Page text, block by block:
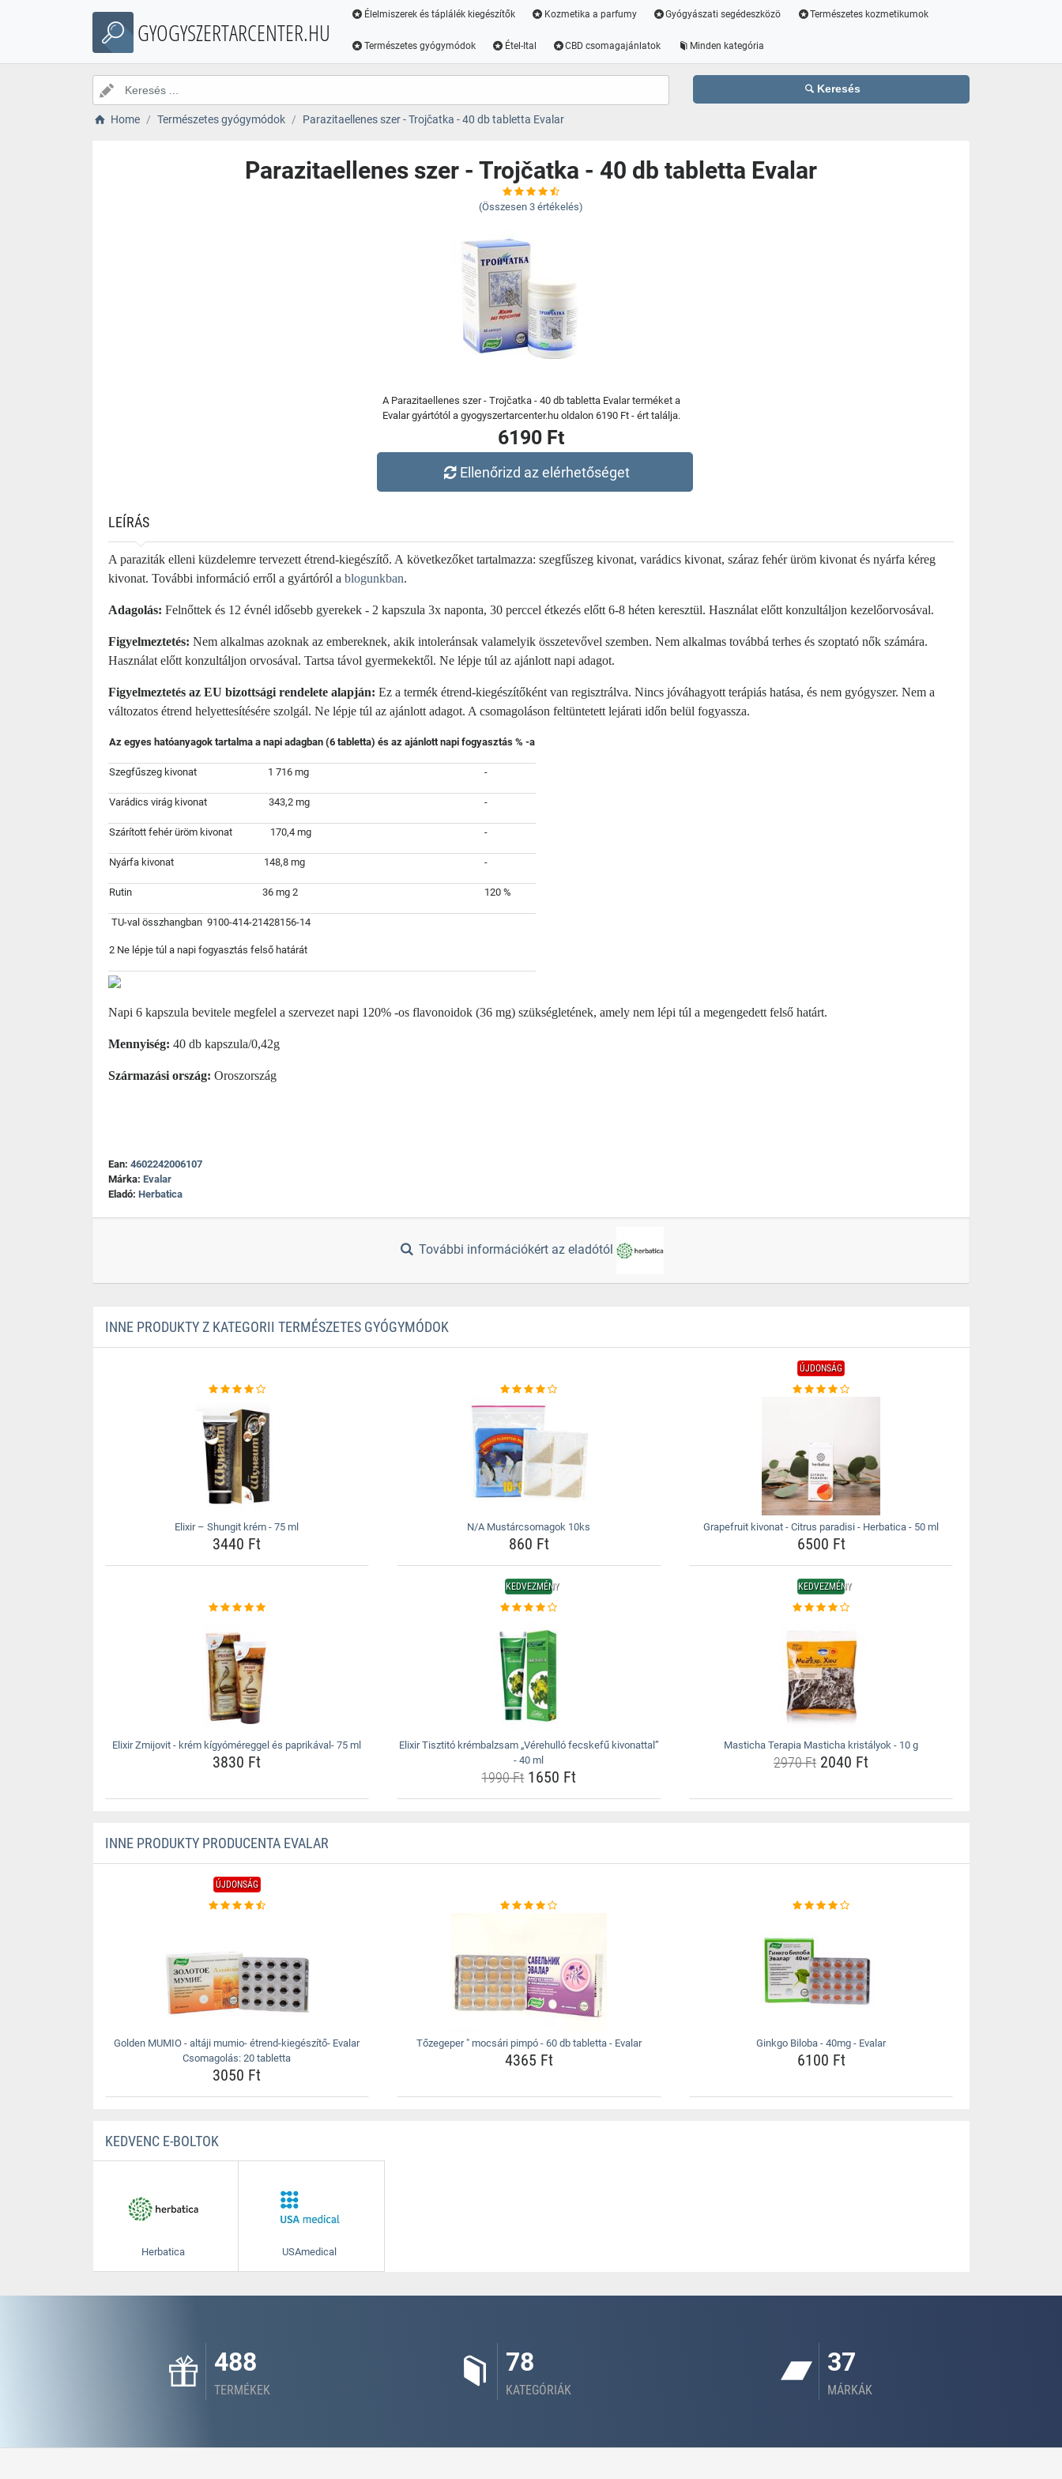
GYOGYSZERTARCENTER.HU
Élelmiszerek és táplálék kiegészítők Kozmetika a parfumy Gyógyászati segédeszközö Természetes kozmetikumok
Természetes gyógymódok Étel-Ital CBD csomagajánlatok Minden kategória
Keresés
Home Természetes gyógymódok Parazitaellenes szer - Trojčatka - 40 db tabletta Evalar
Parazitaellenes szer - Trojčatka - 40 db tabletta Evalar
(Összesen 3 értékelés)
A Parazitaellenes szer - Trojčatka - 40 db tabletta Evalar terméket a
Evalar gyártótól a gyogyszertarcenter.hu oldalon 6190 Ft - ért találja.
6190 Ft
Ellenőrizd az elérhetőséget
LEÍRÁS
A paraziták elleni küzdelemre tervezett étrend-kiegészítő. A következőket tartalmazza: szegfűszeg kivonat, varádics kivonat, száraz fehér üröm kivonat és nyárfa kéreg
kivonat. További információ erről a gyártóról a blogunkban.
Adagolás: Felnőttek és 12 évnél idősebb gyerekek - 2 kapszula 3x naponta, 30 perccel étkezés előtt 6-8 héten keresztül. Használat előtt konzultáljon kezelőorvosával.
Figyelmeztetés: Nem alkalmas azoknak az embereknek, akik intoleránsak valamelyik összetevővel szemben. Nem alkalmas továbbá terhes és szoptató nők számára.
Használat előtt konzultáljon orvosával. Tartsa távol gyermekektől. Ne lépje túl az ajánlott napi adagot.
Figyelmeztetés az EU bizottsági rendelete alapján: Ez a termék étrend-kiegészítőként van regisztrálva. Nincs jóváhagyott terápiás hatása, és nem gyógyszer. Nem a
változatos étrend helyettesítésére szolgál. Ne lépje túl az ajánlott adagot. A csomagoláson feltüntetett lejárati időn belül fogyassza.
Az egyes hatóanyagok tartalma a napi adagban (6 tabletta) és az ajánlott napi fogyasztás % -a
Szegfűszeg kivonat 1 716 mg -
Varádics virág kivonat 343,2 mg -
Szárított fehér üröm kivonat 170,4 mg -
Nyárfa kivonat 148,8 mg -
Rutin 36 mg 2 120 %
TU-val összhangban 9100-414-21428156-14
2 Ne lépje túl a napi fogyasztás felső határát
Napi 6 kapszula bevitele megfelel a szervezet napi 120% -os flavonoidok (36 mg) szükségletének, amely nem lépi túl a megengedett felső határt.
Mennyiség: 40 db kapszula/0,42g
Származási ország: Oroszország
Ean: 4602242006107
Márka: Evalar
Eladó: Herbatica
További információkért az eladótól
INNE PRODUKTY Z KATEGORII TERMÉSZETES GYÓGYMÓDOK
Elixir – Shungit krém - 75 ml
3440 Ft
N/A Mustárcsomagok 10ks
860 Ft
ÚJDONSÁG
Grapefruit kivonat - Citrus paradisi - Herbatica - 50 ml
6500 Ft
Elixir Zmijovit - krém kígyóméreggel és paprikával- 75 ml
3830 Ft
KEDVEZMÉNY
Elixir Tisztitó krémbalzsam „Vérehulló fecskefű kivonattal”
- 40 ml
1990 Ft1650 Ft
KEDVEZMÉNY
Masticha Terapia Masticha kristályok - 10 g
2970 Ft 2040 Ft
INNE PRODUKTY PRODUCENTA EVALAR
ÚJDONSÁG
Golden MUMIO - altáji mumio- étrend-kiegészítő- Evalar
Csomagolás: 20 tabletta
3050 Ft
Tőzegeper " mocsári pimpó - 60 db tabletta - Evalar
4365 Ft
Ginkgo Biloba - 40mg - Evalar
6100 Ft
KEDVENC E-BOLTOK
Herbatica USAmedical
488
TERMÉKEK
78
KATEGÓRIÁK
37
MÁRKÁK